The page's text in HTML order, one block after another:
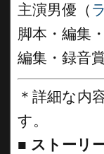
主演男優（
脚本・編集
編集・録音
＊詳細な内
す。
■ ストーリ